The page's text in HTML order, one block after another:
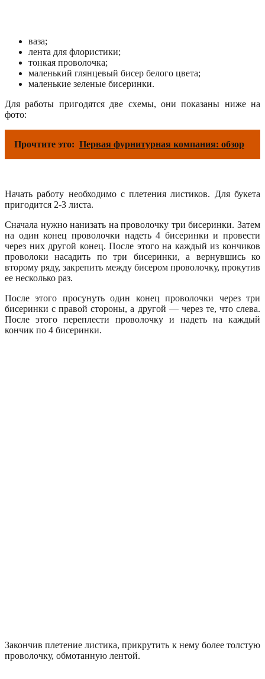
ваза;
лента для флористики;
тонкая проволочка;
маленький глянцевый бисер белого цвета;
маленькие зеленые бисеринки.
Для работы пригодятся две схемы, они показаны ниже на
фото:
Прочтите это: Первая фурнитурная компания: обзор
Начать работу необходимо с плетения листиков. Для букета
пригодится 2-3 листа.
Сначала нужно нанизать на проволочку три бисеринки. Затем
на один конец проволочки надеть 4 бисеринки и провести
через них другой конец. После этого на каждый из кончиков
проволоки насадить по три бисеринки, а вернувшись ко
второму ряду, закрепить между бисером проволочку, прокутив
ее несколько раз.
После этого просунуть один конец проволочки через три
бисеринки с правой стороны, а другой — через те, что слева.
После этого переплести проволочку и надеть на каждый
кончик по 4 бисеринки.
Закончив плетение листика, прикрутить к нему более толстую
проволочку, обмотанную лентой.